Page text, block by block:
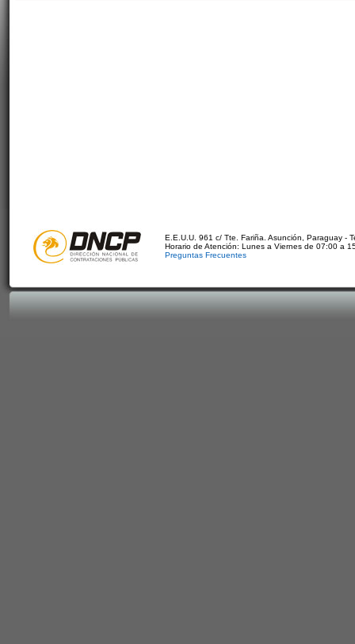
E.E.U.U. 961 c/ Tte. Fariña. Asunción, Paraguay -
Horario de Atención: Lunes a Viernes de 07:00 a
Preguntas Frecuentes